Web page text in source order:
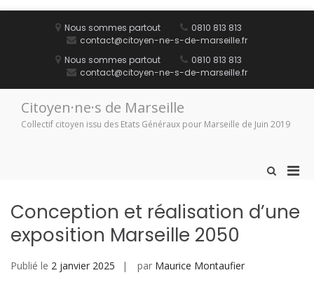
Nous sommes partout
0810 813 813
contact@citoyen-ne-s-de-marseille.fr
Nous sommes partout
0810 813 813
contact@citoyen-ne-s-de-marseille.fr
Citoyen·ne·s de Marseille
Collectif citoyen issu des Etats Généraux pour Marseille de Juin 2019
Afficher
de
recherche
Conception et réalisation d’une
exposition Marseille 2050
Publié le 2 janvier 2025 par Maurice Montaufier